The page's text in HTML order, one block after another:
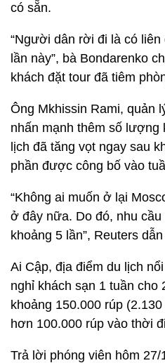
có sẵn.
“Người dân rời đi là có
lần này”, bà Bondarenko
khách đặt tour đã tiêm
Ông Mkhissin Rami, quản
nhấn mạnh thêm số lượng
lịch đã tăng vọt ngay sau
phần được công bố vào
“Không ai muốn ở lại
ở đây nữa. Do đó, nhu cầu
khoảng 5 lần”, Reuters
Ai Cập, địa điểm du lịch
nghỉ khách sạn 1 tuần cho
khoảng 150.000 rúp
hơn 100.000 rúp vào thời
Trả lời phóng viên hôm